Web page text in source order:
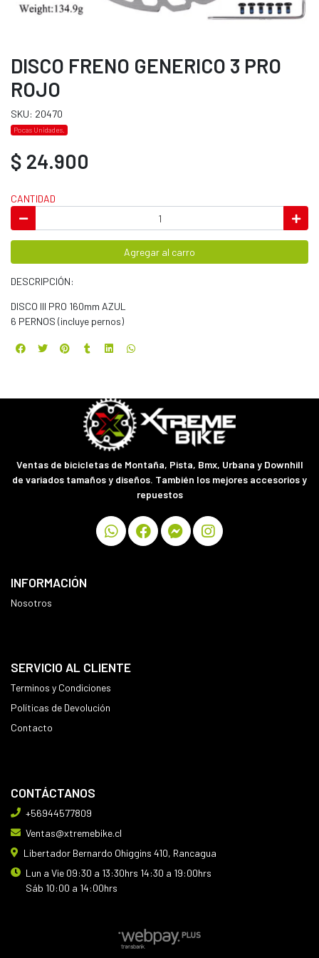
DISCO FRENO GENERICO 3 PRO
ROJO
SKU: 20470
Pocas Unidades.
$ 24.900
CANTIDAD
Agregar al carro
DESCRIPCIÓN:
DISCO III PRO 160mm AZUL
6 PERNOS (incluye pernos)
Ventas de bicicletas de Montaña, Pista, Bmx, Urbana y Downhill
de variados tamaños y diseños. También los mejores accesorios y
repuestos
INFORMACIÓN
Nosotros
SERVICIO AL CLIENTE
Terminos y Condiciones
Políticas de Devolución
Contacto
CONTÁCTANOS
+56944577809
Ventas@xtremebike.cl
Libertador Bernardo Ohiggins 410, Rancagua
Lun a Vie 09:30 a 13:30hrs 14:30 a 19:00hrs
Sáb 10:00 a 14:00hrs